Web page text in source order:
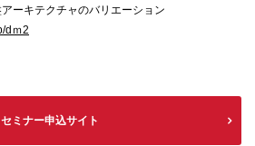
ーキテクチャのバリエーション
dｍ2
セミナー申込サイト